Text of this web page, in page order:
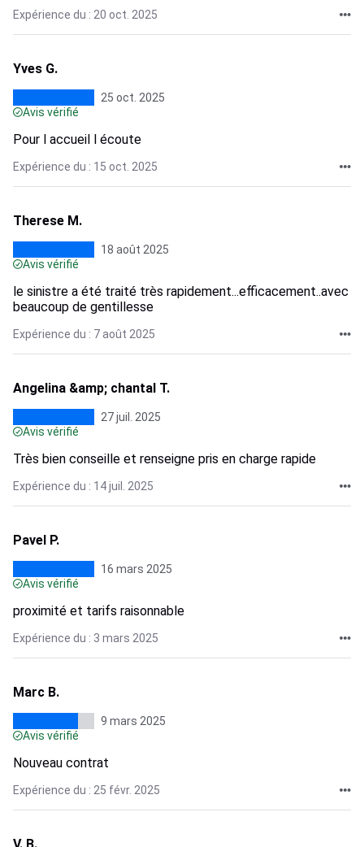
Expérience du : 20 oct. 2025
Yves G.
25 oct. 2025
Avis vérifié
Pour l accueil l écoute
Expérience du : 15 oct. 2025
Therese M.
18 août 2025
Avis vérifié
le sinistre a été traité très rapidement...efficacement..avec
beaucoup de gentillesse
Expérience du : 7 août 2025
Angelina &amp; chantal T.
27 juil. 2025
Avis vérifié
Très bien conseille et renseigne pris en charge rapide
Expérience du : 14 juil. 2025
Pavel P.
16 mars 2025
Avis vérifié
proximité et tarifs raisonnable
Expérience du : 3 mars 2025
Marc B.
9 mars 2025
Avis vérifié
Nouveau contrat
Expérience du : 25 févr. 2025